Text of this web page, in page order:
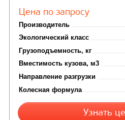
Грузоподъемность, кг
Вместимость кузова, м3
Направление разгрузки
Колесная формула